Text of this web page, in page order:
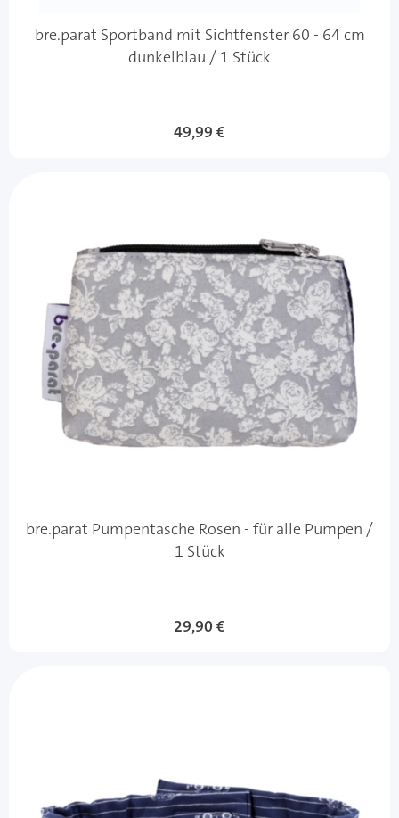
bre.parat Sportband mit Sichtfenster 60 - 64 cm
dunkelblau / 1 Stück
49,99 €
bre.parat Pumpentasche Rosen - für alle Pumpen /
1 Stück
29,90 €